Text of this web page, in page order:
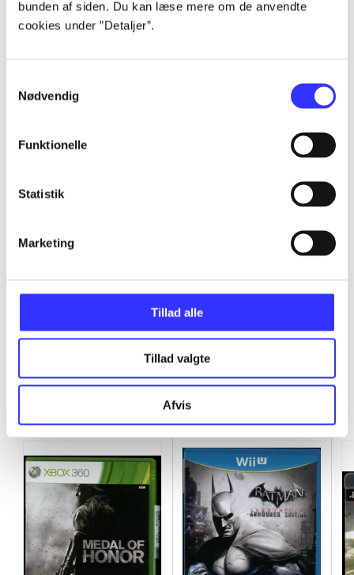
bunden af siden. Du kan læse mere om de anvendte
cookies under ”Detaljer”.
Nødvendig
Funktionelle
Statistik
Marketing
Tillad alle
Tillad valgte
Afvis
Artikler
Alle registrerede artikler fordelt på udgivelser